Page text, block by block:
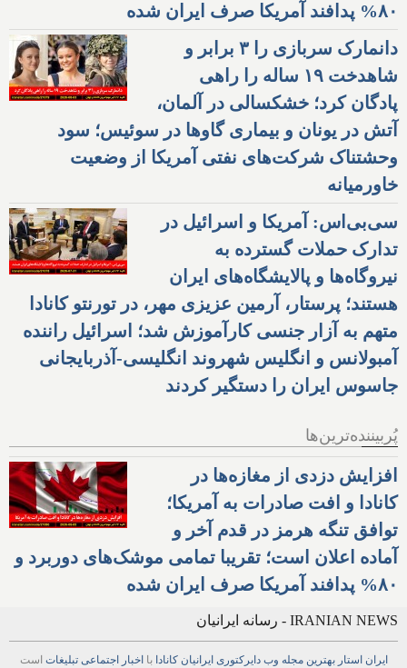
۸۰% پدافند آمریکا صرف ایران شده
دانمارک سربازی را ۳ برابر و
شاهدخت ۱۹ ساله را راهی
پادگان کرد؛ خشکسالی در آلمان،
آتش در یونان و بیماری گاوها در سوئیس؛ سود
وحشتناک شرکت‌های نفتی آمریکا از وضعیت
خاورمیانه
سی‌بی‌اس: آمریکا و اسرائیل در
تدارک حملات گسترده به
نیروگاه‌ها و پالایشگاه‌های ایران
هستند؛ پرستار، آرمین عزیزی مهر، در تورنتو کانادا
متهم به آزار جنسی کارآموزش شد؛ اسرائیل راننده
آمبولانس و انگلیس شهروند انگلیسی-آذربایجانی
جاسوس ایران را دستگیر کردند
پُربیننده‌ترین‌ها
افزایش دزدی از مغازه‌ها در
کانادا و افت صادرات به آمریکا؛
توافق تنگه هرمز در قدم آخر و
آماده اعلان است؛ تقریبا تمامی موشک‌های دوربرد و
۸۰% پدافند آمریکا صرف ایران شده
IRANIAN NEWS - رسانه ایرانیان
ایران استار بهترین مجله وب دایرکتوری ایرانیان کانادا با اخبار اجتماعی تبلیغات است